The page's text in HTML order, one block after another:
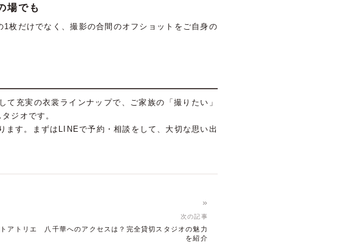
場でも
枚だけでなく、撮影の合間のオフショットをご自身の
充実の衣裳ラインナップで、ご家族の「撮りたい」
ジオです。
す。まずはLINEで予約・相談をして、大切な思い出
»
次の記事
アトリエ 八千華へのアクセスは？完全貸切スタジオの魅力
を紹介